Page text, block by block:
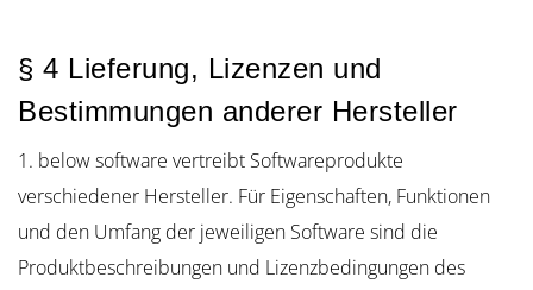
§ 4 Lieferung, Lizenzen und
Bestimmungen anderer Hersteller
1. below software vertreibt Softwareprodukte
verschiedener Hersteller. Für Eigenschaften, Funktionen
und den Umfang der jeweiligen Software sind die
Produktbeschreibungen und Lizenzbedingungen des